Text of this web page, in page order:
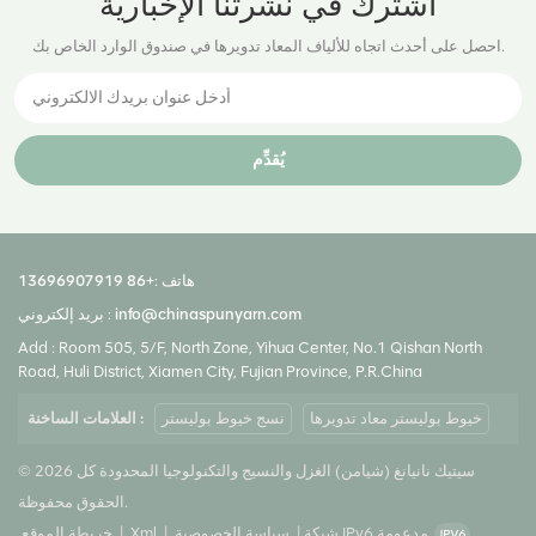
اشترك في نشرتنا الإخبارية
احصل على أحدث اتجاه للألياف المعاد تدويرها في صندوق الوارد الخاص بك.
يُقدِّم
هاتف :+86 13696907919
بريد إلكتروني : info@chinaspunyarn.com
Add : Room 505, 5/F, North Zone, Yihua Center, No.1 Qishan North
Road, Huli District, Xiamen City, Fujian Province, P.R.China
العلامات الساخنة : نسج خيوط بوليستر خيوط بوليستر معاد تدويرها
© 2026 سيتيك نانيانغ (شيامن) الغزل والنسيج والتكنولوجيا المحدودة كل
الحقوق محفوظة.